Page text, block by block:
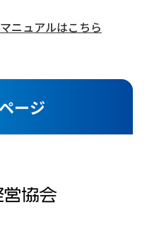
ニュアルはこちら
ージ